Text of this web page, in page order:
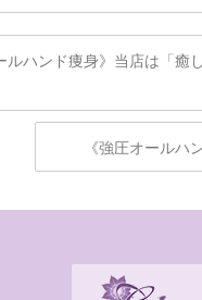
ルハンド痩身》当店は「
《強圧オールハ